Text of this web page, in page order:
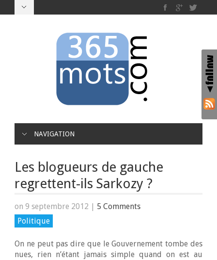
NAVIGATION
Les blogueurs de gauche
regrettent-ils Sarkozy ?
on 9 septembre 2012 | 5 Comments
Politique
On ne peut pas dire que le Gouvernement tombe des
nues, rien n’étant jamais simple quand on est au